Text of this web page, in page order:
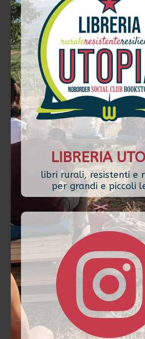
LIBRERIA
libri rurali, resistenti e
per grandi e piccoli